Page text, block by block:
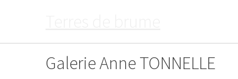
Galerie Anne TONNELLE